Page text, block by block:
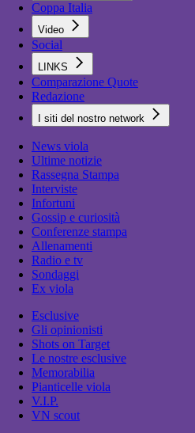
Coppa Italia
Video
Social
LINKS
Comparazione Quote
Redazione
I siti del nostro network
News viola
Ultime notizie
Rassegna Stampa
Interviste
Infortuni
Gossip e curiosità
Conferenze stampa
Allenamenti
Radio e tv
Sondaggi
Ex viola
Esclusive
Gli opinionisti
Shots on Target
Le nostre esclusive
Memorabilia
Pianticelle viola
V.I.P.
VN scout